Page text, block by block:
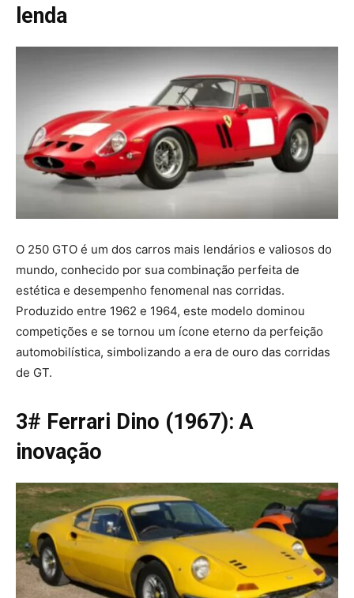
lenda
O 250 GTO é um dos carros mais lendários e valiosos do
mundo, conhecido por sua combinação perfeita de
estética e desempenho fenomenal nas corridas.
Produzido entre 1962 e 1964, este modelo dominou
competições e se tornou um ícone eterno da perfeição
automobilística, simbolizando a era de ouro das corridas
de GT.
3# Ferrari Dino (1967): A
inovação